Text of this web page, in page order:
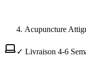
Acupuncture
✓ Livraison 4-6